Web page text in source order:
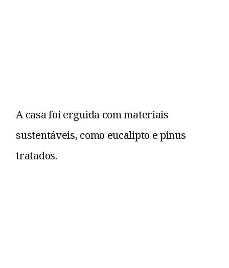
A casa foi erguida com materiais
sustentáveis, como eucalipto e pinus
tratados.